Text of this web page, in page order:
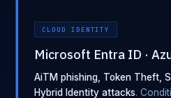
CLOUD IDENTITY
Microsoft Entra ID ·
AiTM phishing, Token Theft,
Hybrid Identity attacks.